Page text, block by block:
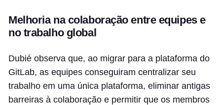
Melhoria na colaboração entre equipes e
no trabalho global
Dubié observa que, ao migrar para a plataforma do
GitLab, as equipes conseguiram centralizar seu
trabalho em uma única plataforma, eliminar antigas
barreiras à colaboração e permitir que os membros